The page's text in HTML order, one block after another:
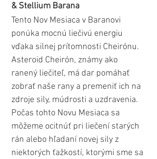
& Stellium Barana
Tento Nov Mesiaca v Baranovi
ponúka mocnú liečivú energiu
vďaka silnej prítomnosti Cheirónu.
Asteroid Cheirón, známy ako
ranený liečiteľ, má dar pomáhať
zobrať naše rany a premeniť ich na
zdroje sily, múdrosti a uzdravenia.
Počas tohto Novu Mesiaca sa
môžeme ocitnúť pri liečení starých
rán alebo hľadaní novej sily z
niektorých ťažkostí, ktorými sme sa